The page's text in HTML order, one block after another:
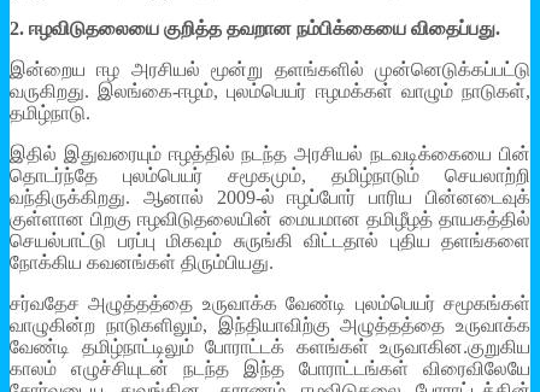
2. ஈழவிடுதலையை குறித்த தவறான நம்பிக்கையை விதைப்பது.
இன்றைய ஈழ அரசியல் மூன்று தளங்களில் முன்னெடுக்கப்பட்டு
வருகிறது. இலங்கை-ஈழம், புலம்பெயர் ஈழமக்கள் வாழும் நாடுகள்,
தமிழ்நாடு.
இதில் இதுவரையும் ஈழத்தில் நடந்த அரசியல் நடவடிக்கையை பின்
தொடர்ந்தே புலம்பெயர் சமூகமும், தமிழ்நாடும் செயலாற்றி
வந்திருக்கிறது. ஆனால் 2009-ல் ஈழப்போர் பாரிய பின்னடைவுக்
குள்ளான பிறகு ஈழவிடுதலையின் மையமான தமிழீழத் தாயகத்தில்
செயல்பாட்டு பரப்பு மிகவும் சுருங்கி விட்டதால் புதிய தளங்களை
நோக்கிய கவனங்கள் திரும்பியது.
சர்வதேச அழுத்தத்தை உருவாக்க வேண்டி புலம்பெயர் சமூகங்கள்
வாழுகின்ற நாடுகளிலும், இந்தியாவிற்கு அழுத்தத்தை உருவாக்க
வேண்டி தமிழ்நாட்டிலும் போராட்டக் களங்கள் உருவாகின.குறுகிய
காலம் எழுச்சியுடன் நடந்த இந்த போராட்டங்கள் விரைவிலேயே